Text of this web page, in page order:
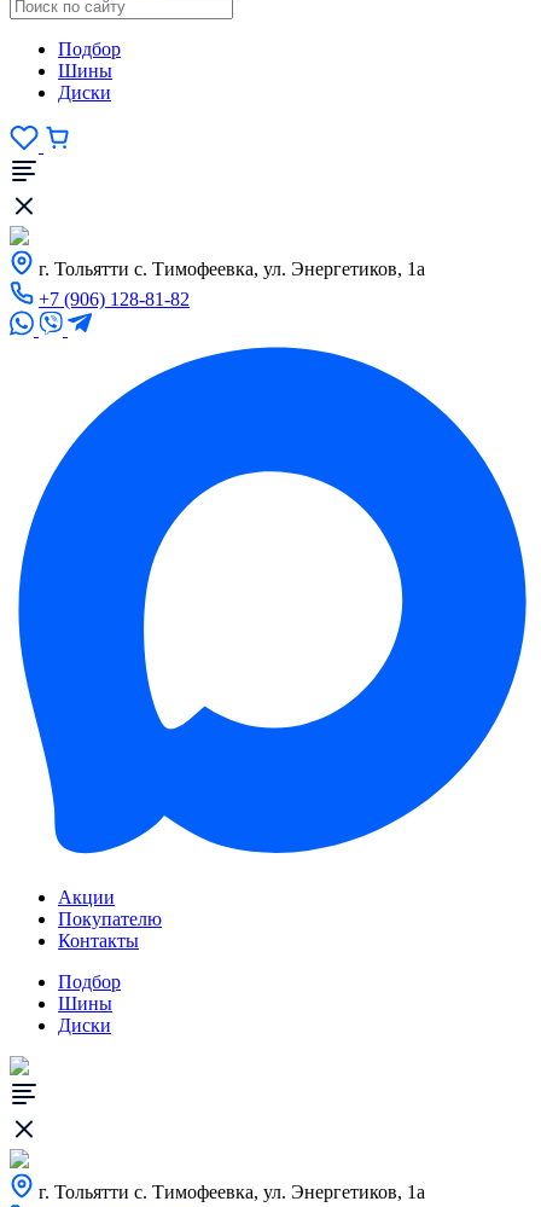
Подбор
Шины
Диски
г. Тольятти с. Тимофеевка, ул. Энергетиков, 1а
+7 (906) 128-81-82
Акции
Покупателю
Контакты
Подбор
Шины
Диски
г. Тольятти с. Тимофеевка, ул. Энергетиков, 1а